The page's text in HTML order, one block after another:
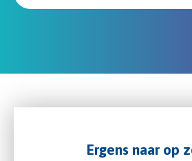
Ergens naar op